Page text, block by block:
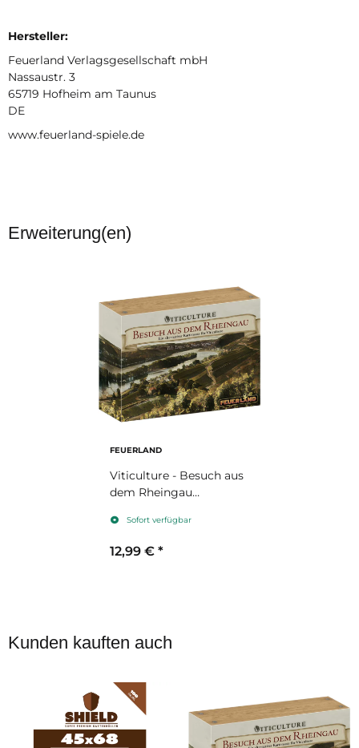
Hersteller:
Feuerland Verlagsgesellschaft mbH
Nassaustr. 3
65719 Hofheim am Taunus
DE
www.feuerland-spiele.de
Erweiterung(en)
FEUERLAND
Viticulture - Besuch aus
dem Rheingau
Sofort verfügbar
12,99 € *
Kunden kauften auch